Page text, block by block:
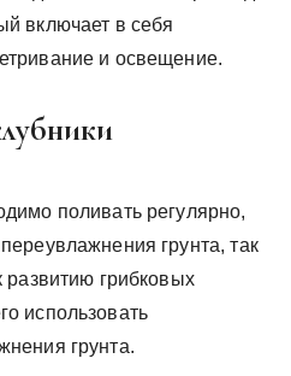
включает в себя
и освещение.
поливать регулярно,
грунта, так
развитию грибковых
использовать
грунта.